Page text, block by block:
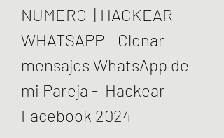
NUMERO  | HACKEAR
WHATSAPP - Clonar
mensajes WhatsApp de
mi Pareja -  Hackear
Facebook 2024